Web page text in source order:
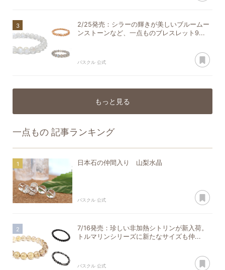
2/25発売：シラーの輝きが美しいブルームー
ンストーンなど、一点ものブレスレット9...
パスクル 公式
もっと見る
一点もの 記事ランキング
日本石の仲間入り 山梨水晶
パスクル 公式
7/16発売：珍しい非加熱シトリンが新入荷。
トルマリンシリーズに新たなサイズも仲...
パスクル 公式